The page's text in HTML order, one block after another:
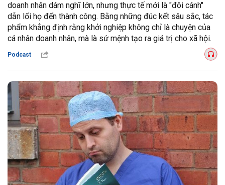
doanh nhân dám nghĩ lớn, nhưng thực tế mới là "đôi cánh"
dẫn lối họ đến thành công. Bằng những đúc kết sâu sắc, tác
phẩm khẳng định rằng khởi nghiệp không chỉ là chuyện của
cá nhân doanh nhân, mà là sứ mệnh tạo ra giá trị cho xã hội.
Podcast